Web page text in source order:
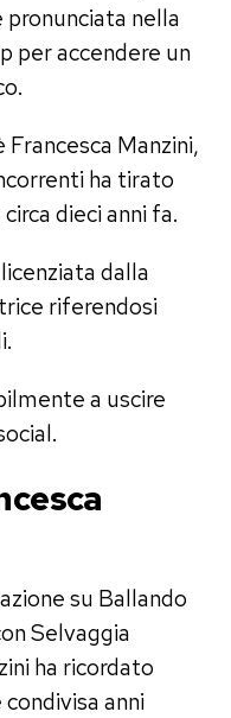
nella
per accendere un
Manzini,
ha tirato
dieci anni fa.
dalla
riferendosi
a uscire
su Ballando
Selvaggia
ha ricordato
anni